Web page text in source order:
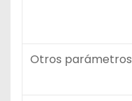
Otros parámetros